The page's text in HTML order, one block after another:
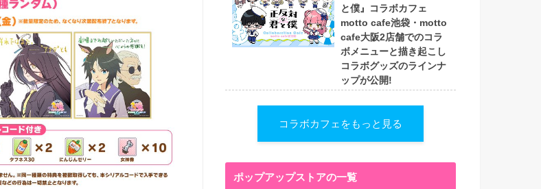
と僕』コラボカフェ
motto cafe池袋・motto
cafe大阪2店舗でのコラ
ボメニューと描き起こし
コラボグッズのラインナ
ップが公開!
コラボカフェをもっと見る
ポップアップストアの一覧